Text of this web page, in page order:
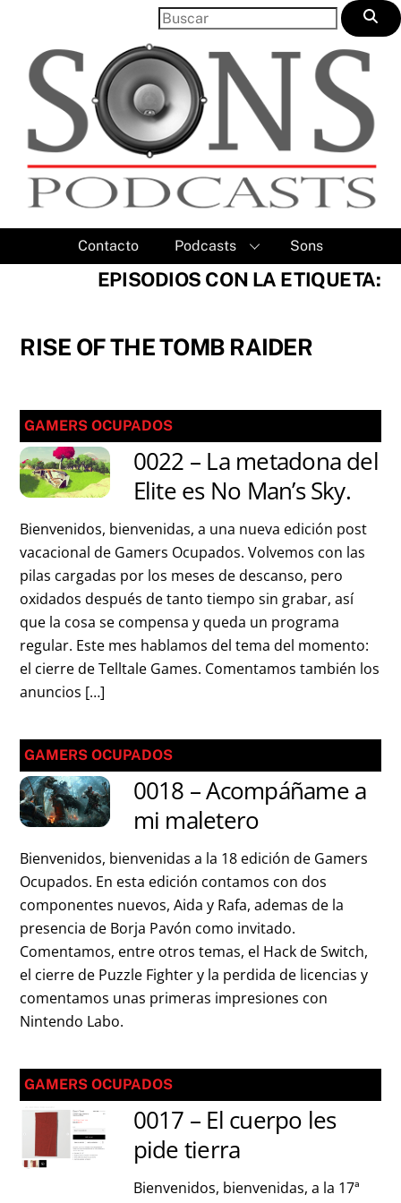
content
Contacto Podcasts Sons
EPISODIOS CON LA ETIQUETA:
RISE OF THE TOMB RAIDER
GAMERS OCUPADOS
0022 – La metadona del
Elite es No Man’s Sky.
Bienvenidos, bienvenidas, a una nueva edición post
vacacional de Gamers Ocupados. Volvemos con las
pilas cargadas por los meses de descanso, pero
oxidados después de tanto tiempo sin grabar, así
que la cosa se compensa y queda un programa
regular. Este mes hablamos del tema del momento:
el cierre de Telltale Games. Comentamos también los
anuncios […]
GAMERS OCUPADOS
0018 – Acompáñame a
mi maletero
Bienvenidos, bienvenidas a la 18 edición de Gamers
Ocupados. En esta edición contamos con dos
componentes nuevos, Aida y Rafa, ademas de la
presencia de Borja Pavón como invitado.
Comentamos, entre otros temas, el Hack de Switch,
el cierre de Puzzle Fighter y la perdida de licencias y
comentamos unas primeras impresiones con
Nintendo Labo.
GAMERS OCUPADOS
0017 – El cuerpo les
pide tierra
Bienvenidos, bienvenidas, a la 17ª